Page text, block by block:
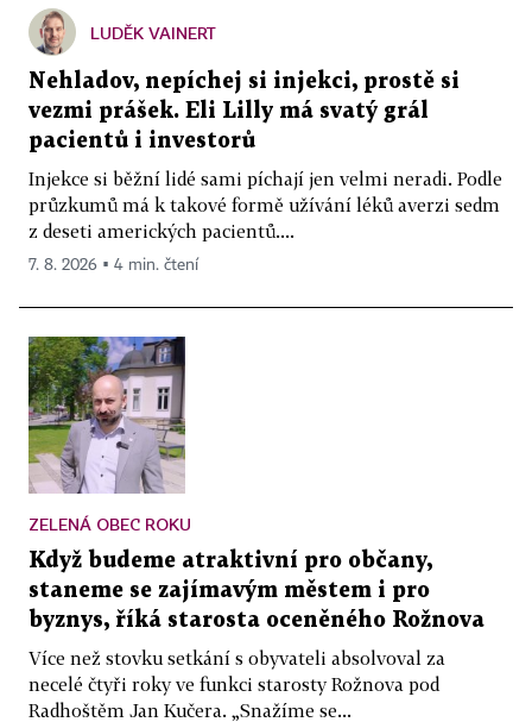
LUDĚK VAINERT
Nehladov, nepíchej si injekci, prostě si
vezmi prášek. Eli Lilly má svatý grál
pacientů i investorů
Injekce si běžní lidé sami píchají jen velmi neradi. Podle
průzkumů má k takové formě užívání léků averzi sedm
z deseti amerických pacientů....
7. 8. 2026 ▪ 4 min. čtení
ZELENÁ OBEC ROKU
Když budeme atraktivní pro občany,
staneme se zajímavým městem i pro
byznys, říká starosta oceněného Rožnova
Více než stovku setkání s obyvateli absolvoval za
necelé čtyři roky ve funkci starosty Rožnova pod
Radhoštěm Jan Kučera. „Snažíme se...